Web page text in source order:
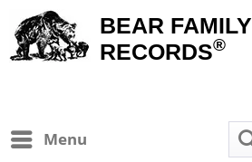
BEAR FAMILY
RECORDS®
Menu